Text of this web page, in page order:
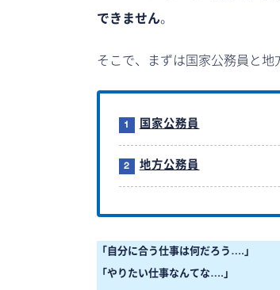
できません。
そこで、まずは国家公務員と地
国家公務員
地方公務員
「自分に合う仕事は何だろう….」
「やりたい仕事なんてな….」